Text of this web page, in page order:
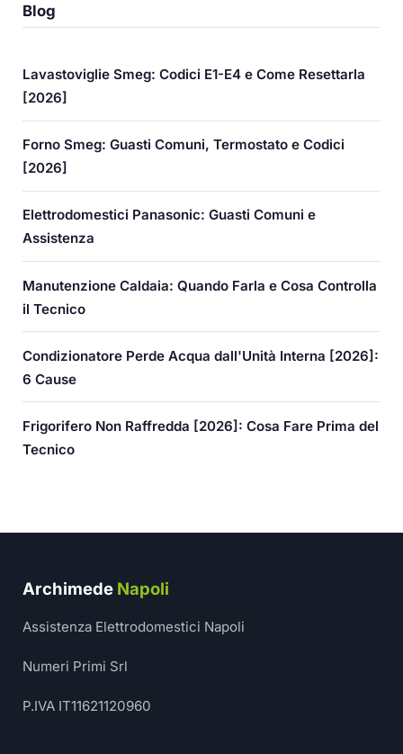
Blog
Lavastoviglie Smeg: Codici E1-E4 e Come Resettarla
[2026]
Forno Smeg: Guasti Comuni, Termostato e Codici
[2026]
Elettrodomestici Panasonic: Guasti Comuni e
Assistenza
Manutenzione Caldaia: Quando Farla e Cosa Controlla
il Tecnico
Condizionatore Perde Acqua dall'Unità Interna [2026]:
6 Cause
Frigorifero Non Raffredda [2026]: Cosa Fare Prima del
Tecnico
Archimede Napoli
Assistenza Elettrodomestici Napoli
Numeri Primi Srl
P.IVA IT11621120960